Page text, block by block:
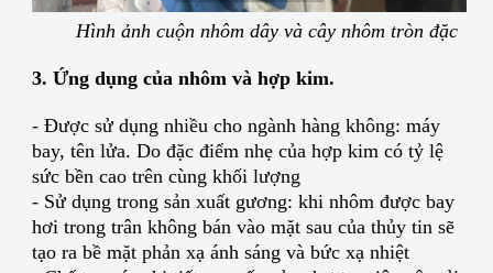
Hình ảnh cuộn nhôm dây và cây nhôm tròn đặc
3. Ứng dụng của nhôm và hợp kim.
- Được sử dụng nhiều cho ngành hàng không: máy
bay, tên lửa. Do đặc điểm nhẹ của hợp kim có tỷ lệ
sức bền cao trên cùng khối lượng
- Sử dụng trong sản xuất gương: khi nhôm được bay
hơi trong trân không bán vào mặt sau của thủy tin sẽ
tạo ra bề mặt phản xạ ánh sáng và bức xạ nhiệt